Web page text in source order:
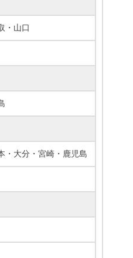
・山口
・大分・宮崎・鹿児島